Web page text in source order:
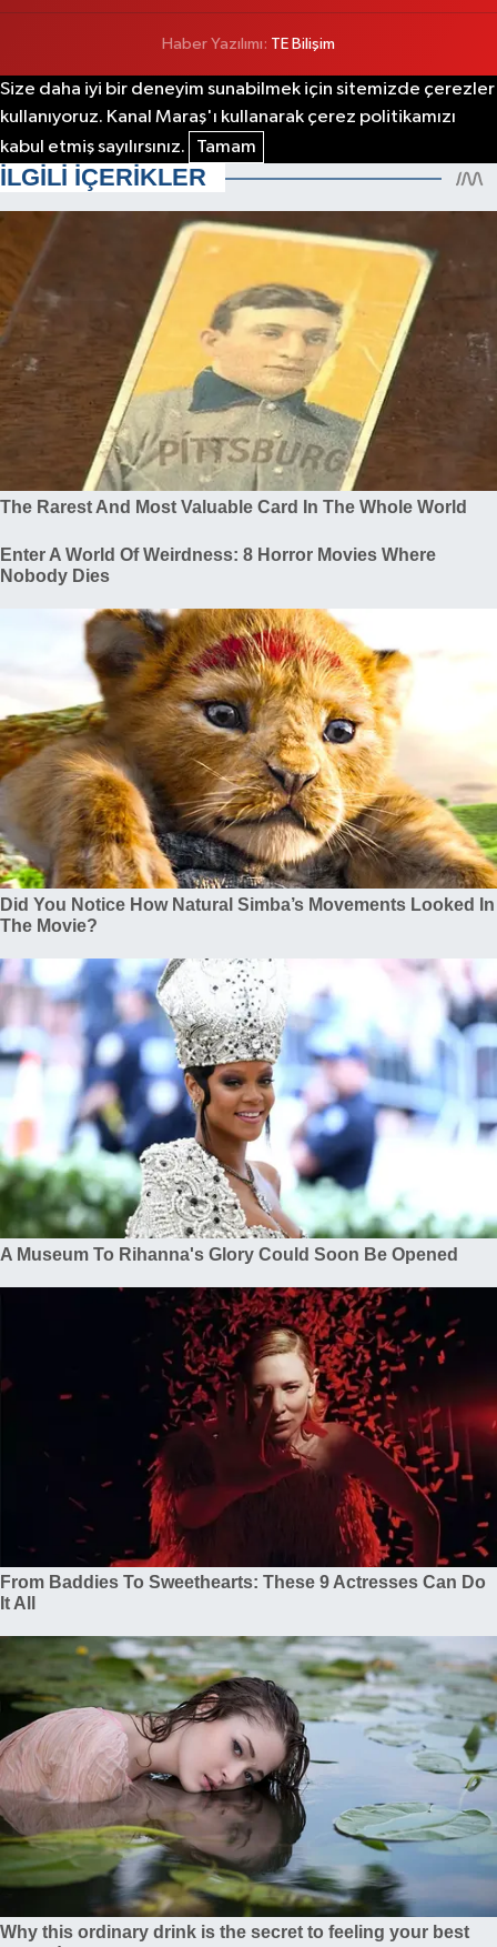
Haber Yazılımı: TE Bilişim
Size daha iyi bir deneyim sunabilmek için sitemizde çerezler
kullanıyoruz. Kanal Maraş'ı kullanarak çerez politikamızı
kabul etmiş sayılırsınız.
Tamam